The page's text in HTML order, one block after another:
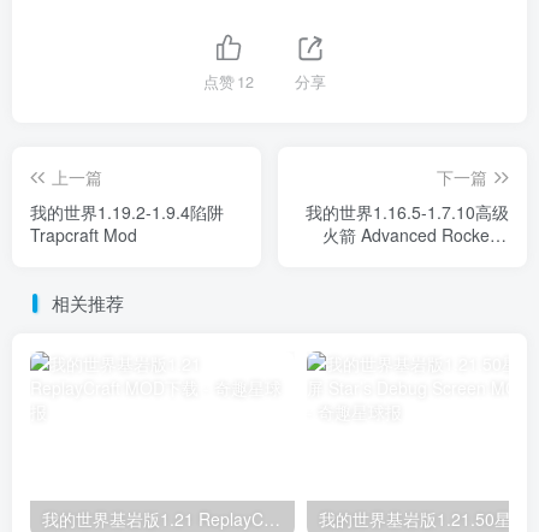
点赞12 分享
上一篇
我的世界1.19.2-1.9.4陷阱
Trapcraft Mod
下一篇
我的世界1.16.5-1.7.10高级
火箭 Advanced Rocketry
相关推荐
我的世界基岩版1.21 ReplayCraft MOD下载